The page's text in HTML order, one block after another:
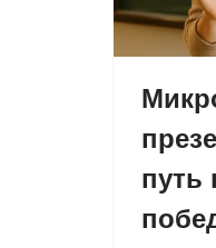
путь